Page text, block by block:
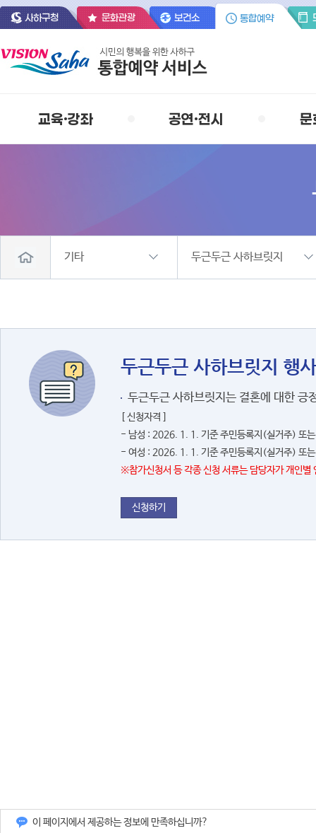
사하구청 문화관광 보건소 통합예약
교육·강좌
평생학습동아리
희망교육지원 센터
주민자치회교육
주민자치프로그램
공연·전시 문
다대해양
을숙도 들
기타 두근두근 사하브릿지
두근두근 사하브릿지 행
두근두근 사하브릿지는 결혼에 대한 긍
[ 신청자격 ]
- 남성 : 2026. 1. 1. 기준 주민등록지(실거주) 또
- 여성 : 2026. 1. 1. 기준 주민등록지(실거주) 또
※참가신청서 등 각종 신청 서류는 담당자가 개인별
신청하기
이 페이지에서 제공하는 정보에 만족하십니까?